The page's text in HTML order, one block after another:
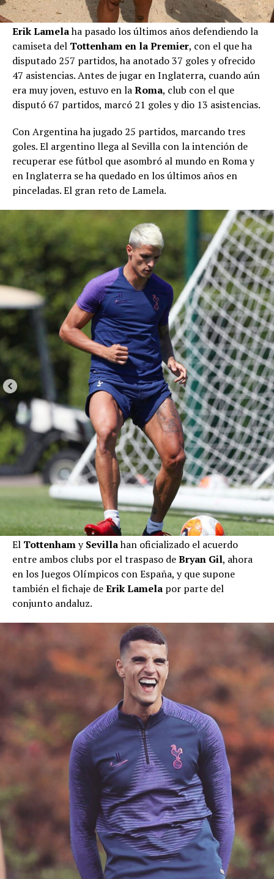
Erik Lamelaha pasado los últimos años defendiendo la
camiseta del Tottenham en la Premier, con el que ha
disputado 257 partidos, ha anotado 37 goles y ofrecido
47 asistencias. Antes de jugar en Inglaterra, cuando aún
era muy joven, estuvo en laRoma, club con el que
disputó 67 partidos, marcó 21 goles y dio 13 asistencias.
Con Argentina ha jugado 25 partidos, marcando tres
goles. El argentino llega al Sevilla con la intención de
recuperar ese fútbol que asombró al mundo en Roma y
en Inglaterra se ha quedado en los últimos años en
pinceladas. El gran reto de Lamela.
El TottenhamySevillahan oficializado el acuerdo
entre ambos clubs por el traspaso deBryan Gil, ahora
en los Juegos Olímpicos con España, y que supone
también el fichaje deErik Lamela por parte del
conjunto andaluz.